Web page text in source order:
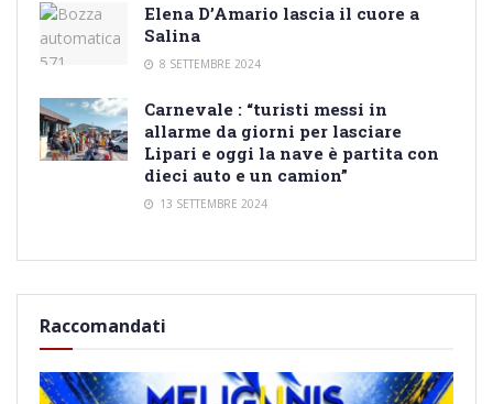
Elena D’Amario lascia il cuore a
Salina
8 SETTEMBRE 2024
Carnevale : “turisti messi in
allarme da giorni per lasciare
Lipari e oggi la nave è partita con
dieci auto e un camion”
13 SETTEMBRE 2024
Raccomandati